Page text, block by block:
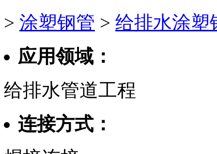
> 涂塑钢管 > 给排水涂塑
应用领域：
给排水管道工程
连接方式：